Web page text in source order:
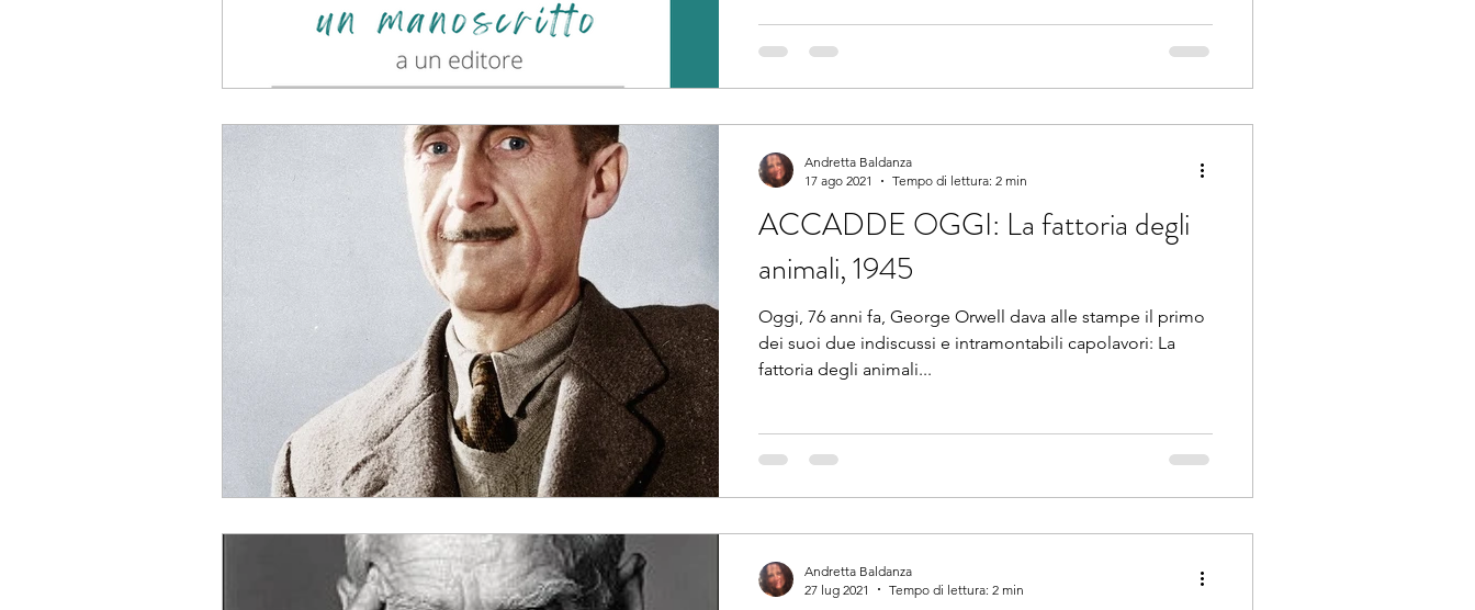
ACCADDE OGGI: La fattoria degli
animali, 1945
Oggi, 76 anni fa, George Orwell dava alle stampe il primo
dei suoi due indiscussi e intramontabili capolavori: La
fattoria degli animali...
Andretta Baldanza
17 ago 2021
Tempo di lettura: 2 min
Andretta Baldanza
27 lug 2021
Tempo di lettura: 2 min